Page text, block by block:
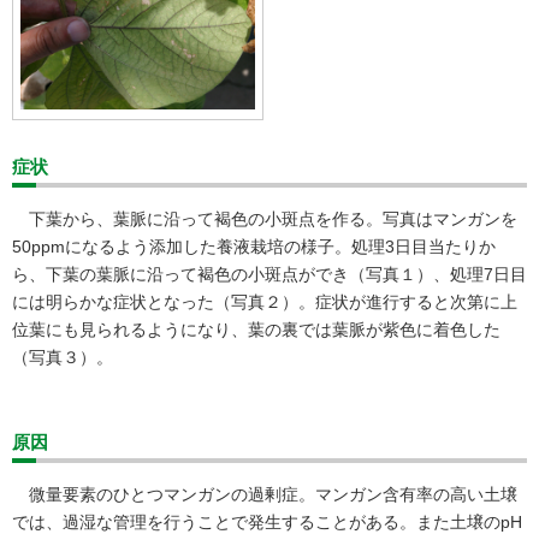
症状
下葉から、葉脈に沿って褐色の小斑点を作る。写真はマンガンを
50ppmになるよう添加した養液栽培の様子。処理3日目当たりか
ら、下葉の葉脈に沿って褐色の小斑点ができ（写真１）、処理7日目
には明らかな症状となった（写真２）。症状が進行すると次第に上
位葉にも見られるようになり、葉の裏では葉脈が紫色に着色した
（写真３）。
原因
微量要素のひとつマンガンの過剰症。マンガン含有率の高い土壌
では、過湿な管理を行うことで発生することがある。また土壌のpH